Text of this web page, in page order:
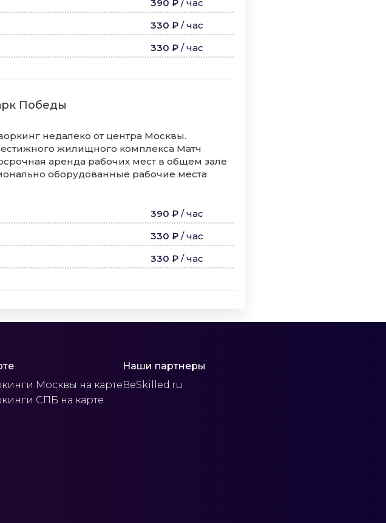
390 ₽ / час
330 ₽ / час
330 ₽ / час
Победы
недалеко от центра Москвы.
жилищного комплекса Матч
аренда рабочих мест в общем зале
оборудованные рабочие места
390 ₽ / час
330 ₽ / час
330 ₽ / час
Москвы на карте
СПБ на карте
Наши партнеры
BeSkilled.ru